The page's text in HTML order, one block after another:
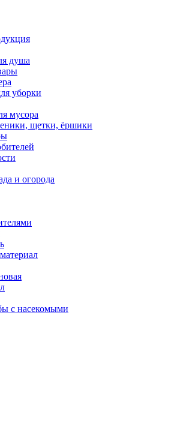
душа
уборки
мусора
щетки, ёршики
и огорода
с насекомыми